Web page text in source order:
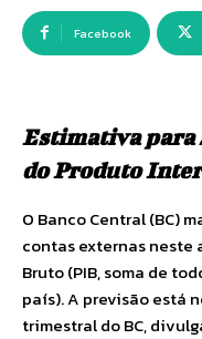
Facebook
Estimativa para
do Produto
O Banco Central (BC)
contas externas neste
Bruto (PIB, soma de
país). A previsão está
trimestral do BC,